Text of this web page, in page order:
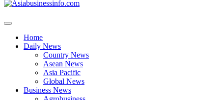
Home
Daily News
Country News
Asean News
Asia Pacific
Global News
Business News